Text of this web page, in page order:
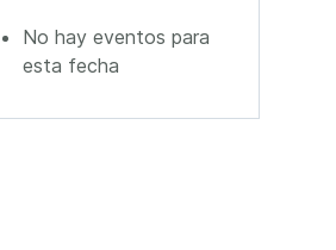
No hay eventos para
esta fecha